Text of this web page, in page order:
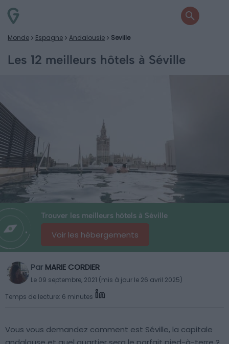
Monde Espagne Andalousie Seville
Les 12 meilleurs hôtels à Séville
Trouver les meilleurs hôtels à Séville
Voir les hébergements
Par MARIE CORDIER
Le 09 septembre, 2021 (mis à jour le 26 avril 2025)
Temps de lecture: 6 minutes
Vous vous demandez comment est Séville, la capitale